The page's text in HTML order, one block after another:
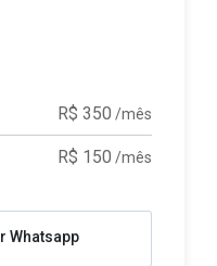
R$ 350 /mês
R$ 150 /mês
Whatsapp